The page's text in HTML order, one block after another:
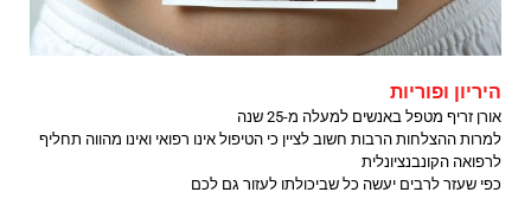
היריון ופוריות
אורן זריף מטפל באנשים למעלה מ-25 שנה
למרות ההצלחות הרבות חשוב לציין כי הטיפול אינו רפואי ואינו מהווה תחליף
לרפואה הקונבנציונלית
כפי שעזר לרבים יעשה כל שביכולתו לעזור גם לכם